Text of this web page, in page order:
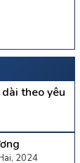
theo yêu
2024